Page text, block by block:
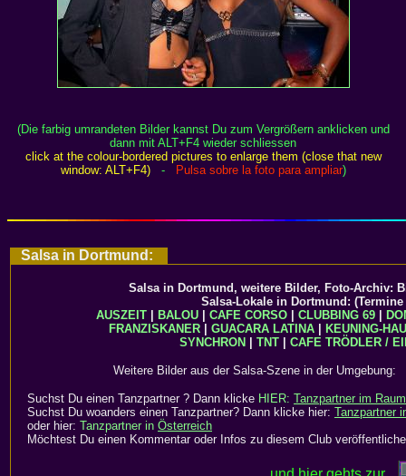
(Die farbig umrandeten Bilder kannst Du zum Vergrößern anklicken und
dann mit ALT+F4 wieder schliessen
click at the colour-bordered pictures to enlarge them (close that new
window: ALT+F4)
- Pulsa sobre la foto para ampliar)
Salsa in Dortmund:
Salsa in Dortmund, weitere Bilder, Foto-Archiv:
Salsa-Lokale in Dortmund:
AUSZEIT
BALOU CAFE CORSO CLUBBING 69
FRANZISKANER
GUACARA LATINA
KEUNING-
SYNCHRON
TNT CAFE TRÖDLER /
Weitere Bilder aus der Salsa-Szene in der
Suchst Du einen Tanzpartner ? Dann klicke HIER: Tanzpartner im
Suchst Du woanders einen Tanzpartner? Dann klicke hier: Tanzpartner
oder hier: Tanzpartner in Österreich
Möchtest Du einen Kommentar oder Infos zu diesem Club